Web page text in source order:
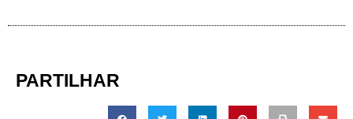
PARTILHAR